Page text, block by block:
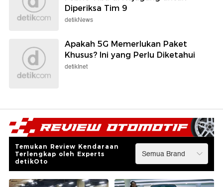
Diperiksa Tim 9
detikNews
Apakah 5G Memerlukan Paket
Khusus? Ini yang Perlu Diketahui
detikInet
Temukan Review Kendaraan
Terlengkap oleh Experts
detikOto